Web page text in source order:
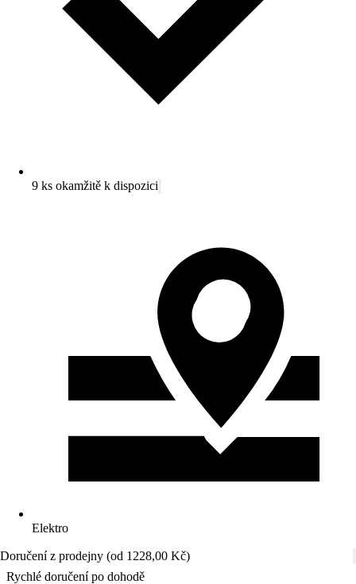
9 ks okamžitě k dispozici
Elektro
Doručení z prodejny (od 1228,00 Kč)
Rychlé doručení po dohodě